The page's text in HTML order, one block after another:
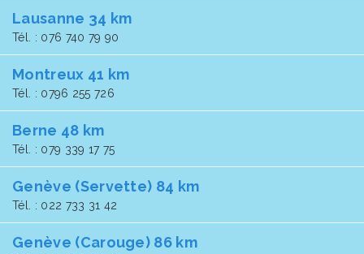
Lausanne 34 km
Tél. : 076 740 79 90
Montreux 41 km
Tél. : 0796 255 726
Berne 48 km
Tél. : 079 339 17 75
Genève (Servette) 84 km
Tél. : 022 733 31 42
Genève (Carouge) 86 km